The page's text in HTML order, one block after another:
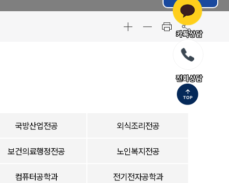
국방산업전공 외식조리전공
보건의료행정전공 노인복지전공
컴퓨터공학과 전기전자공학과
카톡상담
전화상담